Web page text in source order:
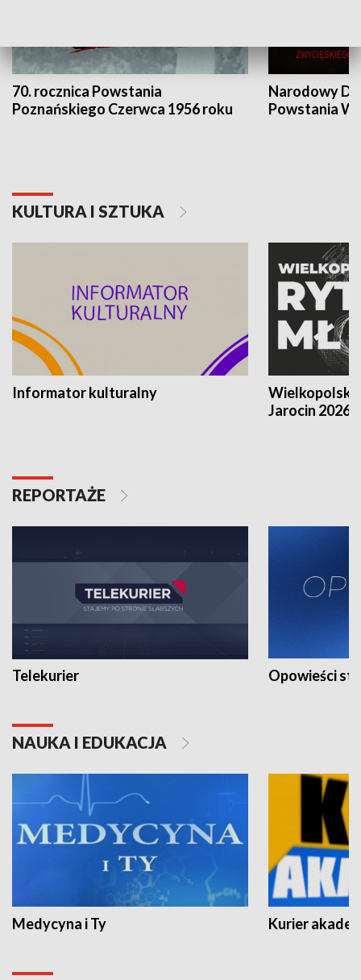
70. rocznica Powstania
Poznańskiego Czerwca 1956 roku
Narodowy
Powstania
KULTURA I SZTUKA
Informator kulturalny
Jarocin 2026
REPORTAŻE
Telekurier Opowieści
NAUKA I EDUKACJA
Medycyna i Ty Kurier